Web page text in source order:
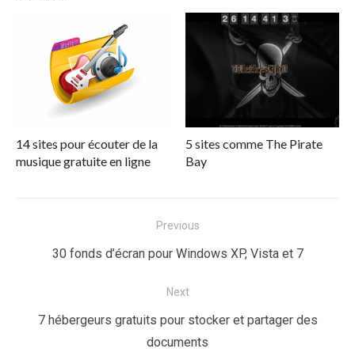
14 sites pour écouter de la
musique gratuite en ligne
5 sites comme The Pirate
Bay
Previous
Previous
30 fonds d’écran pour Windows XP, Vista et 7
Next
Next7 hébergeurs gratuits pour stocker et partager des
documents